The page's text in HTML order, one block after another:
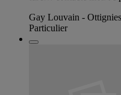
Gay Louvain -
Particulier